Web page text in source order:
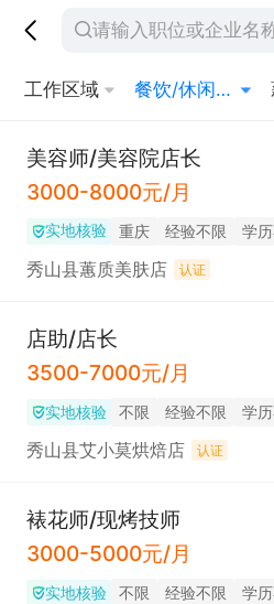
工作区域 餐饮/休闲/娱乐/旅游
美容师/美容院店长
3000-8000元/月
实地核验 重庆 经验不限 学
秀山县蕙质美肤店 认证
店助/店长
3500-7000元/月
实地核验 不限 经验不限 学
秀山县艾小莫烘焙店 认证
裱花师/现烤技师
3000-5000元/月
实地核验 不限 经验不限 学